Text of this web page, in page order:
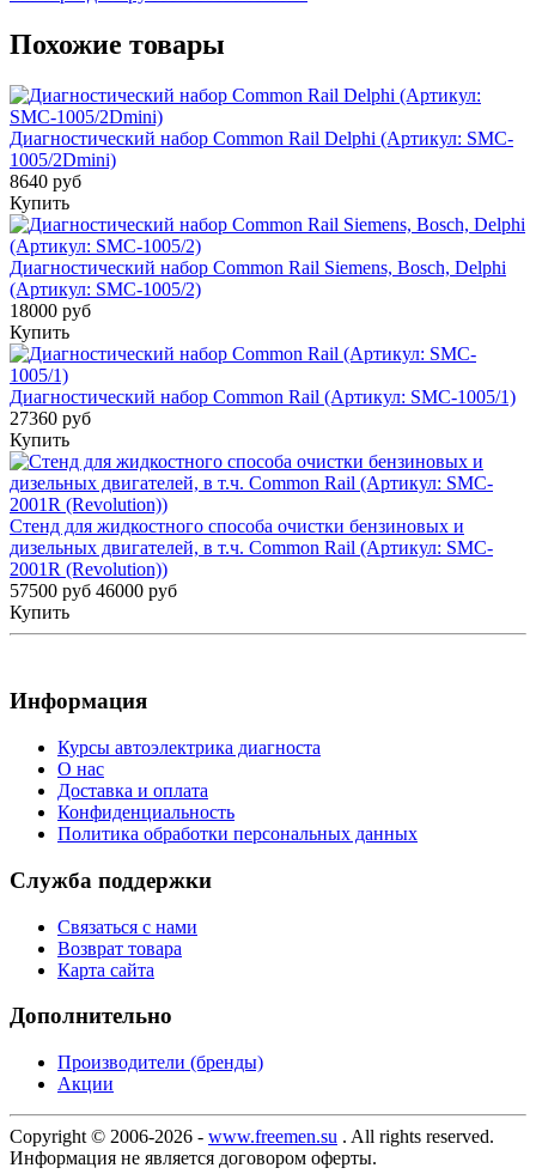
Похожие товары
Диагностический набор Common Rail Delphi (Артикул: SMC-
1005/2Dmini)
8640 руб
Купить
Диагностический набор Common Rail Siemens, Bosch, Delphi
(Артикул: SMC-1005/2)
18000 руб
Купить
Диагностический набор Common Rail (Артикул: SMC-1005/1)
27360 руб
Купить
Стенд для жидкостного способа очистки бензиновых и
дизельных двигателей, в т.ч. Common Rail (Артикул: SMC-
2001R (Revolution))
57500 руб 46000 руб
Купить
Информация
Курсы автоэлектрика диагноста
О нас
Доставка и оплата
Конфиденциальность
Политика обработки персональных данных
Служба поддержки
Связаться с нами
Возврат товара
Карта сайта
Дополнительно
Производители (бренды)
Акции
Copyright © 2006-2026 - www.freemen.su . All rights reserved.
Информация не является договором оферты.